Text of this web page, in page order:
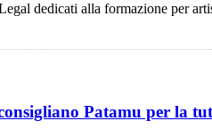
dedicati alla formazione per
Patamu per la